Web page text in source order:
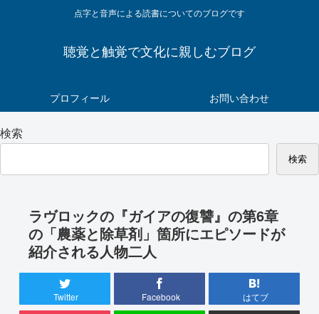
点字と音声による読書についてのブログです
聴覚と触覚で文化に親しむブログ
プロフィール お問い合わせ
検索
検索
ラヴロックの『ガイアの復讐』の第6章
の「農薬と除草剤」箇所にエピソードが
紹介される人物二人
Twitter Facebook はてブ